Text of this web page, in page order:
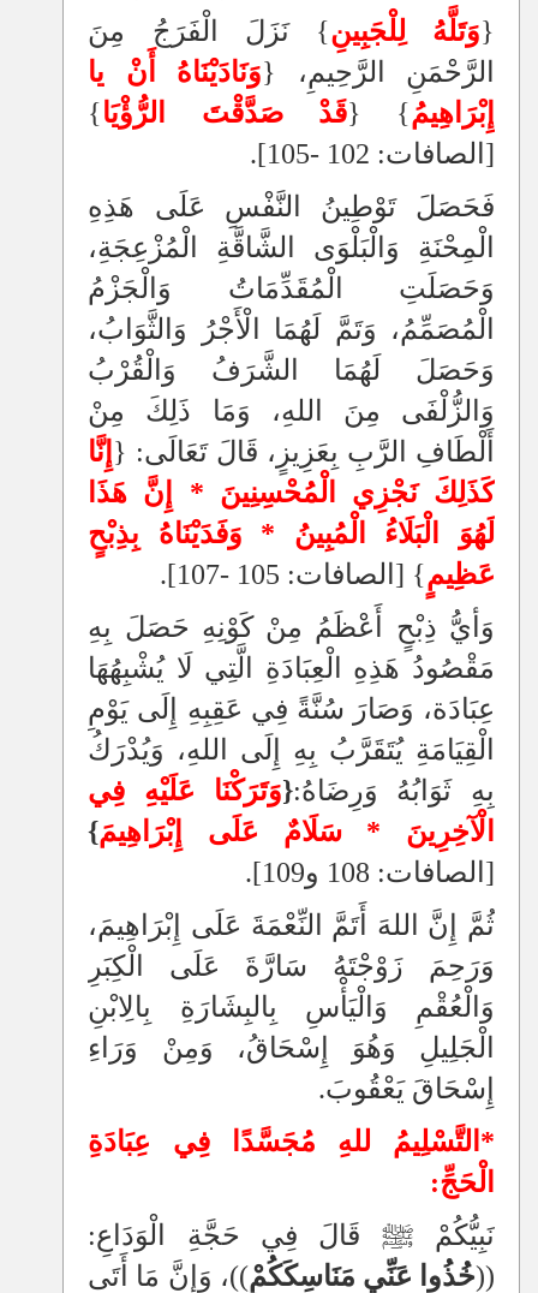
{وَتَلَّهُ لِلْجَبِينِ} نَزَلَ الْفَرَجُ مِنَ
الرَّحْمَنِ الرَّحِيمِ، {وَنَادَيْنَاهُ أَنْ يا
إِبْرَاهِيمُ} {قَدْ صَدَّقْتَ الرُّؤْيَا}
[الصافات: 102 -105].
فَحَصَلَ تَوْطِينُ النَّفْسِ عَلَى هَذِهِ
الْمِحْنَةِ وَالْبَلْوَى الشَّاقَّةِ الْمُزْعِجَةِ،
وَحَصَلَتِ الْمُقَدِّمَاتُ وَالْجَزْمُ
الْمُصَمِّمُ، وَتَمَّ لَهُمَا الْأَجْرُ وَالثَّوَابُ،
وَحَصَلَ لَهُمَا الشَّرَفُ وَالْقُرْبُ
وَالزُّلْفَى مِنَ اللهِ، وَمَا ذَلِكَ مِنْ
أَلْطَافِ الرَّبِ بِعَزِيزٍ، قَالَ تَعَالَى: { إِنَّا
كَذَلِكَ نَجْزِي الْمُحْسِنِينَ * إِنَّ هَذَا
لَهُوَ الْبَلَاءُ الْمُبِينُ * وَفَدَيْنَاهُ بِذِبْحٍ
عَظِيمٍ} [الصافات: 105 -107].
وَأيُّ ذِبْحٍ أَعْظَمُ مِنْ كَوْنِهِ حَصَلَ بِهِ
مَقْصُودُ هَذِهِ الْعِبَادَةِ الَّتِي لَا يُشْبِهُهَا
عِبَادَة، وَصَارَ سُنَّةً فِي عَقِبِهِ إِلَى يَوْمِ
الْقِيَامَةِ يُتَقَرَّبُ بِهِ إِلَى اللهِ، وَيُدْرَكُ
بِهِ ثَوَابُهُ وَرِضَاهُ:{وَتَرَكْنَا عَلَيْهِ فِي
الْآخِرِينَ *
سَلَامٌ عَلَى إِبْرَاهِيمَ}
[الصافات: 108 و109].
ثُمَّ إِنَّ اللهَ أَتَمَّ النِّعْمَةَ عَلَى إِبْرَاهِيمَ،
وَرَحِمَ زَوْجْتَهُ سَارَّةَ عَلَى الْكِبَرِ
وَالْعُقْمِ وَالْيَأْسِ بِالبِشَارَةِ بِالِابْنِ
الْجَلِيلِ وَهُوَ إِسْحَاقُ، وَمِنْ وَرَاءِ
إِسْحَاقَ يَعْقُوبَ.
*التَّسْلِيمُ للهِ مُجَسَّدًا فِي عِبَادَةِ
الْحَجِّ:
نَبِيُّكُمْ ﷺ قَالَ فِي حَجَّةِ الْوَدَاعِ:
((خُذُوا عَنِّي مَنَاسِكَكُمْ))، وَإِنَّ مَا أَتَى